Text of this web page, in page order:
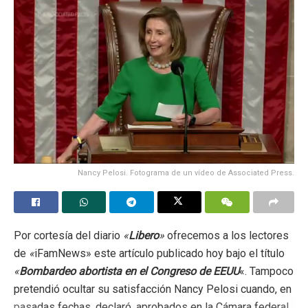
https://drive.google.com/file/d/1edPFdEQM_RdvGiCamR
BfKOjvco732iJU/view?usp=sharing
Tags: Derribo monumentos cristianos
persecución religiosa
Nancy Pelosi. Fotograma de un vídeo de Associated Press.
Por cortesía del diario «Libero» ofrecemos a los lectores
de «iFamNews» este artículo publicado hoy bajo el título
«Bombardeo abortista en el Congreso de EEUU«. Tampoco
pretendió ocultar su satisfacción Nancy Pelosi cuando, en